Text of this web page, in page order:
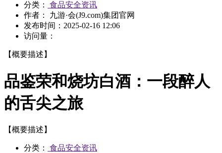
分类：
食品安全资讯
作者： 九游·会(J9.com)集团官网
发布时间： 2025-02-16 12:06
访问量：
【概要描述】
品鉴荣和烧坊白酒：一段醉人
的舌尖之旅
【概要描述】
分类：
食品安全资讯